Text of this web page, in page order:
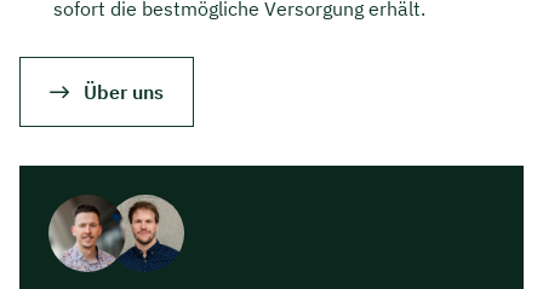
sofort die bestmögliche Versorgung erhält.
Über uns